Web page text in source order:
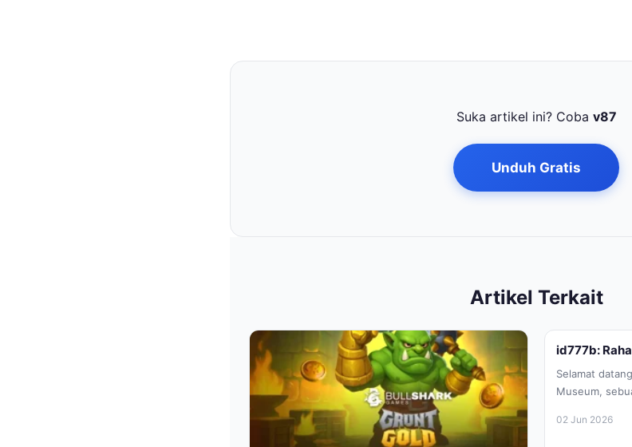
Suka artikel ini? Coba v87
Unduh Gratis
Artikel Terkait
id777b:
Selamat
Museum,
penuh...
02 Jun 2026